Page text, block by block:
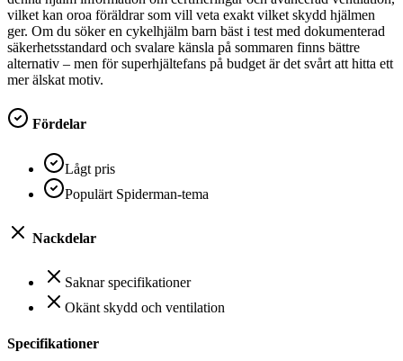
vilket kan oroa föräldrar som vill veta exakt vilket skydd hjälmen
ger. Om du söker en cykelhjälm barn bäst i test med dokumenterad
säkerhetsstandard och svalare känsla på sommaren finns bättre
alternativ – men för superhjältefans på budget är det svårt att hitta ett
mer älskat motiv.
Fördelar
Lågt pris
Populärt Spiderman-tema
Nackdelar
Saknar specifikationer
Okänt skydd och ventilation
Specifikationer